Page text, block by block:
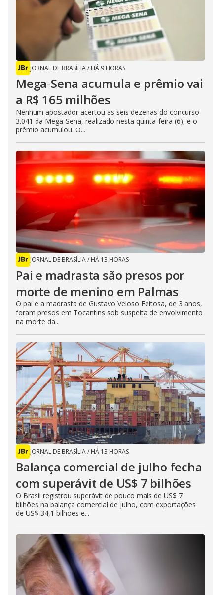
JORNAL DE BRASÍLIA/ HÁ 9 HORAS
Mega-Sena acumula e prêmio vai
a R$ 165 milhões
Nenhum apostador acertou as seis dezenas do concurso
3.041 da Mega-Sena, realizado nesta quinta-feira (6), e o
prêmio acumulou. O...
JORNAL DE BRASÍLIA/ HÁ 13 HORAS
Pai e madrasta são presos por
morte de menino em Palmas
O pai e a madrasta de Gustavo Veloso Feitosa, de 3 anos,
foram presos em Tocantins sob suspeita de envolvimento
na morte da...
JORNAL DE BRASÍLIA/ HÁ 13 HORAS
Balança comercial de julho fecha
com superávit de US$ 7 bilhões
O Brasil registrou superávit de pouco mais de US$ 7
bilhões na balança comercial de julho, com exportações
de US$ 34,1 bilhões e...